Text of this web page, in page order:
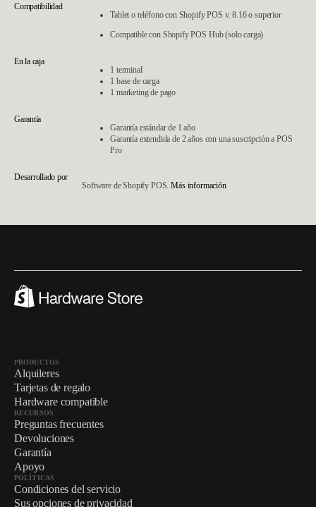
Compatibilidad
Tablet o teléfono con Shopify POS v. 8.16 o superior
Compatible con Shopify POS Hub (solo carga)
En la caja
1 terminal
1 base de carga
1 marketing de pago
Garantía
Garantía estándar de 1 año
Garantía extendida de 2 años con una suscripción a POS
Pro
Desarrollado por
Software de Shopify POS.Más información
PRODUCTOS
Alquileres
Tarjetas de regalo
Hardware compatible
RECURSOS
Preguntas frecuentes
Devoluciones
Garantía
Apoyo
POLÍTICAS
Condiciones del servicio
Sus opciones de privacidad